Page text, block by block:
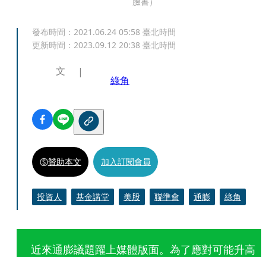
發布時間： 2021.06.24 05:58 臺北時間
更新時間： 2023.09.12 20:38 臺北時間
文
綠角
贊助本文 加入訂閱會員
投資人 基金講堂 美股 聯準會 通膨 綠角
近來通膨議題躍上媒體版面。為了應對可能升高